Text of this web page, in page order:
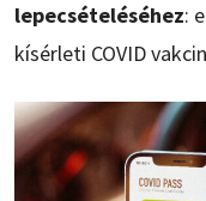
lepecsételéséhez:
kísérleti COVID